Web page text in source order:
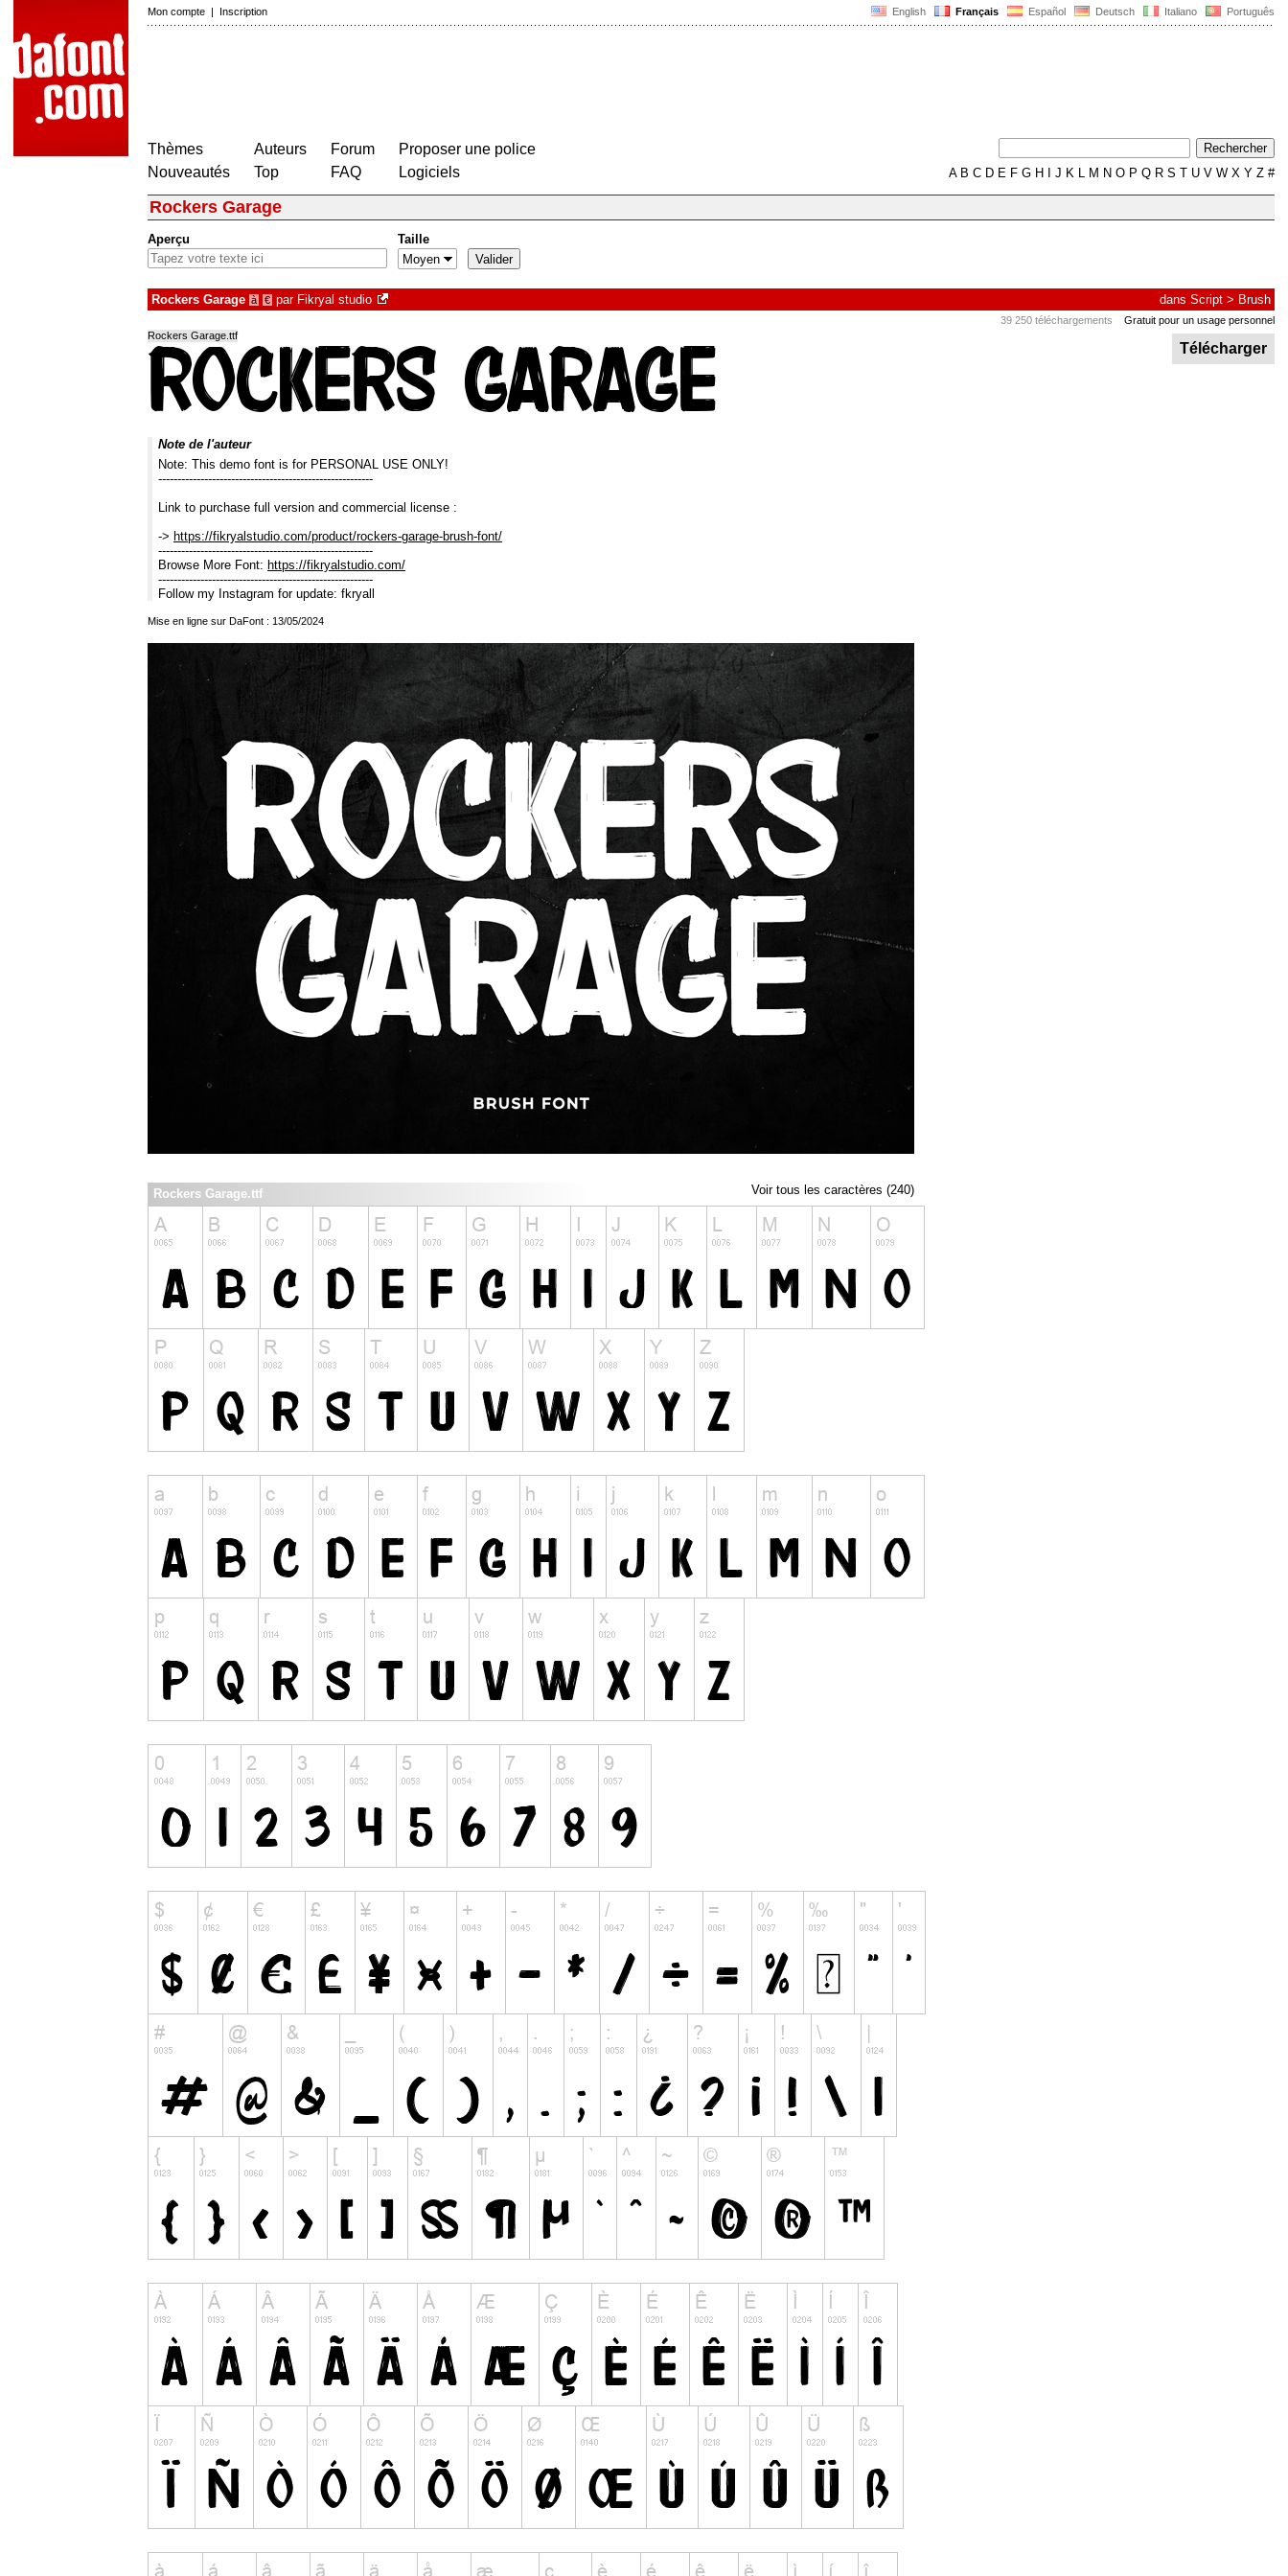
English Français Español Deutsch Italiano Português
Mon compte | Inscription
Thèmes
Nouveautés
Auteurs
Top
Forum
FAQ
Proposer une police
Logiciels
AB C D E F G H J K L M N O P Q R S T U V W X Y Z #
Rockers Garage
Aperçu Taille
Rockers Garage à € par Fikryal studio dans Script > Brush
39 250 téléchargements Gratuit pour un usage personnel
Télécharger
Rockers Garage.ttf
Note de l'auteur
Note: This demo font is for PERSONAL USE ONLY!
--------------------------------------------------------
Link to purchase full version and commercial license :
-> https://fikryalstudio.com/product/rockers-garage-brush-font/
--------------------------------------------------------
Browse More Font: https://fikryalstudio.com/
--------------------------------------------------------
Follow my Instagram for update: fkryall
Mise en ligne sur DaFont : 13/05/2024
Voir tous les caractères (240)
Rockers Garage.ttf